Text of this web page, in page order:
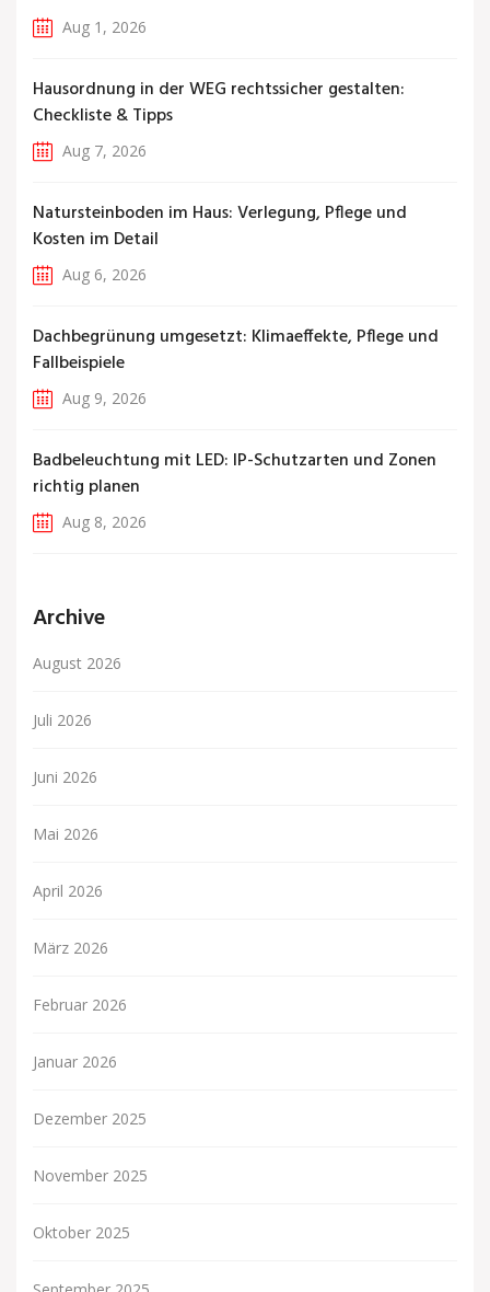
Aug 1, 2026
Hausordnung in der WEG rechtssicher gestalten:
Checkliste & Tipps
Aug 7, 2026
Natursteinboden im Haus: Verlegung, Pflege und
Kosten im Detail
Aug 6, 2026
Dachbegrünung umgesetzt: Klimaeffekte, Pflege und
Fallbeispiele
Aug 9, 2026
Badbeleuchtung mit LED: IP-Schutzarten und Zonen
richtig planen
Aug 8, 2026
Archive
August 2026
Juli 2026
Juni 2026
Mai 2026
April 2026
März 2026
Februar 2026
Januar 2026
Dezember 2025
November 2025
Oktober 2025